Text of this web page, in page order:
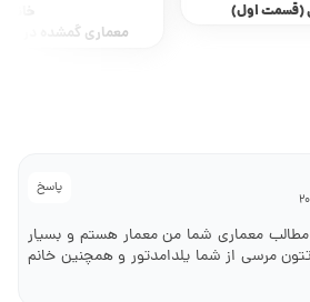
(قسمت اول)
معماری گمشده در
پاسخ
معماری شما من معمار هستم و بسیار
مرسی از شما یلدامدتور و همچنین خانم